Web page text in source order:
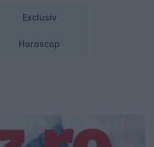
Exclusiv
Horoscop